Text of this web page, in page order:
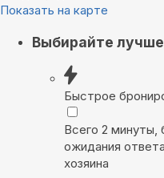
Показать на карте
Выбирайте
Быстрое
Всего 2 минуты,
ожидания
хозяина